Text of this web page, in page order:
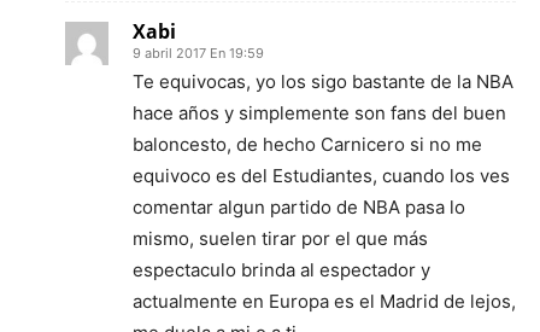
Xabi
9 abril 2017 En 19:59
Te equivocas, yo los sigo bastante de la NBA
hace años y simplemente son fans del buen
baloncesto, de hecho Carnicero si no me
equivoco es del Estudiantes, cuando los ves
comentar algun partido de NBA pasa lo
mismo, suelen tirar por el que más
espectaculo brinda al espectador y
actualmente en Europa es el Madrid de lejos,